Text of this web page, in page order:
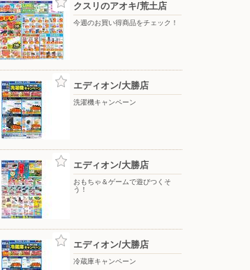
クスリのアオキ/荒土店
今週のお買い得商品をチェック！
エディオン/大勝店
洗濯機キャンペーン
エディオン/大勝店
おもちゃ＆ゲームで遊びつくそ
う！
エディオン/大勝店
冷蔵庫キャンペーン